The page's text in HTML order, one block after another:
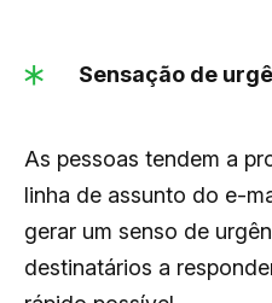
Sensação de
As pessoas tendem a
linha de assunto do e-
gerar um senso de
destinatários a